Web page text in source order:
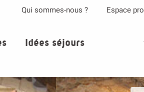
Qui sommes-nous ? Espace pro
Idées séjours